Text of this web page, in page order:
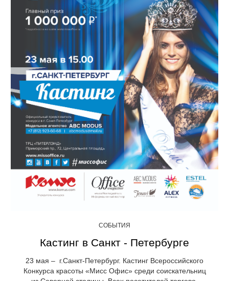
СОБЫТИЯ
Кастинг в Санкт - Петербурге
23 мая – г.Санкт-Петербург. Кастинг Всероссийского
Конкурса красоты «Мисс Офис» среди соискательниц